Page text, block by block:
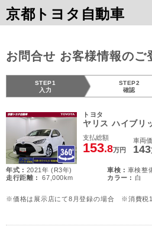
京都トヨタ自動車
お問合せ お客様情報のご
STEP1
入力
STEP2
確認
トヨタ
ヤリス ハイブリ
支払総額
153.8万円
車両
143
年式 : 2021年 (R3年) 車検 : 車検整
走行距離 :
67,000km カラー : 白
※価格は展示店にて8月登録の場合 ※消費税